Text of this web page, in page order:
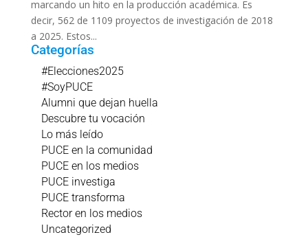
marcando un hito en la producción académica. Es
decir, 562 de 1109 proyectos de investigación de 2018
a 2025. Estos...
Categorías
#Elecciones2025
#SoyPUCE
Alumni que dejan huella
Descubre tu vocación
Lo más leído
PUCE en la comunidad
PUCE en los medios
PUCE investiga
PUCE transforma
Rector en los medios
Uncategorized